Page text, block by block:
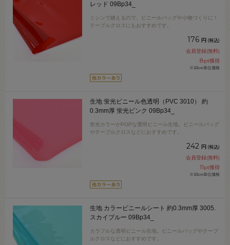
レッド 09Bp34_
ミシンで縫えるので、ビニールバッグや小物づくりに！
テーブルクロスにもおすすめです。
176 円 (税込)
会員登録(無料)
8pt獲得
※10cm単位価格
生地 蛍光ビニール色透明（PVC 3010） 約
0.3mm厚 蛍光ピンク 09Bp34_
蛍光カラーがPOPな透明ビニール生地。ビニールバッグ
やテーブルクロスなどにおすすめです。
242 円 (税込)
会員登録(無料)
11pt獲得
※10cm単位価格
生地 カラービニールシート 約0.3mm厚 3005.
スカイブルー 09Bp34_
カラフルな透明ビニール生地。ビニールバッグやテーブ
ルクロスなどにおすすめです。